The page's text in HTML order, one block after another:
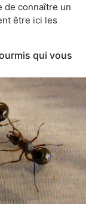
de connaître un
être ici les
qui vous